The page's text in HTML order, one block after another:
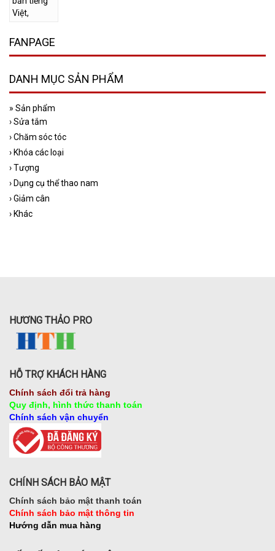
FANPAGE
DANH MỤC SẢN PHẨM
» Sản phẩm
›Sửa tắm
›Chăm sóc tóc
› Khóa các loại
›Tượng
› Dụng cụ thể thao nam
›Giảm cân
› Khác
HƯƠNG THẢO PRO
HỖ TRỢ KHÁCH HÀNG
Chính sách đổi trả hàng
Quy định, hình thức thanh toán
Chính sách vận chuyển
CHÍNH SÁCH BẢO MẬT
Chính sách bảo mật thanh toán
Chính sách bảo mật thông tin
Hướng dẫn mua hàng